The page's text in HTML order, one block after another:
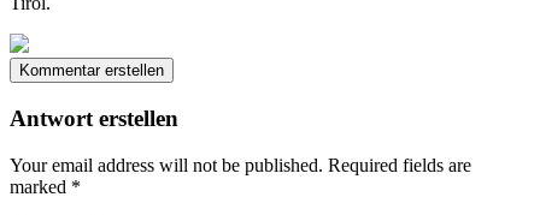
Kommentar erstellen
Antwort erstellen
Your email address will not be published. Required fields are
marked *